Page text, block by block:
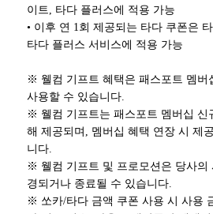
이트, 타다 플러스에 적용 가능
• 이후 연 1회 제공되는 타다 쿠폰은
타다 플러스 서비스에 적용 가능
※ 웰컴 기프트 혜택은 패스포트 멤버
사용할 수 있습니다.
※ 웰컴 기프트는 패스포트 멤버십 신
해 제공되며, 멤버십 혜택 연장 시 제
니다.
※ 웰컴 기프트 및 프로모션은 당사의
경되거나 종료될 수 있습니다.
※ 쏘카/타다 금액 쿠폰 사용 시 사용